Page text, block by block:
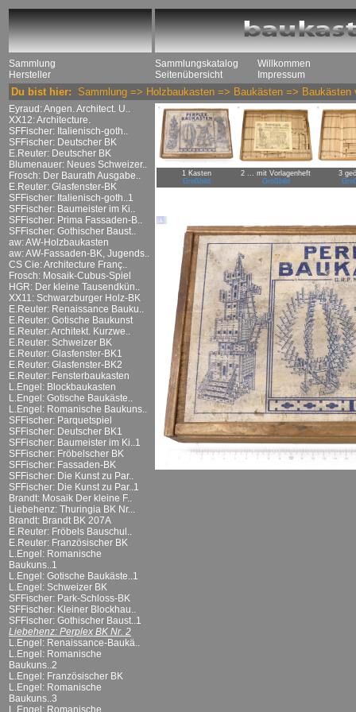
Sammlung
Hersteller
Sammlungskatalog
Seitenübersicht
Willkommen
Impressum
Du bist hier: Sammlung => Holzbaukasten => Baukästen => Baukästen
Eyraud: Angen. Architect. U..
XX12: Architecture.
SFFischer: Italienisch-goth..
SFFischer: Deutscher BK
E.Reuter: Deutscher BK
Blumenauer: Neues Schweizer..
Frosch: Der Baurath Ausgabe..
E.Reuter: Glasfenster-BK
SFFischer: Italienisch-goth..1
SFFischer: Baumeister im Ki..
SFFischer: Prima Fassaden-B..
SFFischer: Gothischer Baust..
aw: AW-Holzbaukasten
aw: AW-Fassaden-BK, Jugends..
CS Cie: Architecture Franç..
Frosch: Mosaik-Cubus-Spiel
HGR: Der kleine Tausendkün..
XX11: Schwarzburger Holz-BK
E.Reuter: Renaissance Bauku..
E.Reuter: Gotische Baukunst
E.Reuter: Architekt. Kurzwe..
E.Reuter: Schweizer BK
E.Reuter: Glasfenster-BK1
E.Reuter: Glasfenster-BK2
E.Reuter: Fensterbaukasten
L.Engel: Blockbaukasten
L.Engel: Gotische Baukäste..
L.Engel: Romanische Baukuns..
SFFischer: Parquetspiel
SFFischer: Deutscher BK1
SFFischer: Baumeister im Ki..1
SFFischer: Fröbelscher BK
SFFischer: Fassaden-BK
SFFischer: Die Kunst zu Par..
SFFischer: Die Kunst zu Par..1
Brandt: Mosaik Der kleine F..
Liebehenz: Thuringia BK Nr...
Brandt: Brandt BK 207A
E.Reuter: Fröbels Bauschul..
E.Reuter: Französischer BK
L.Engel: Romanische
Baukuns..1
L.Engel: Gotische Baukäste..1
L.Engel: Schweizer BK
SFFischer: Park-Schloss-BK
SFFischer: Kleiner Blockhau..
SFFischer: Gothischer Baust..1
Liebehenz: Perplex BK Nr. 2
L.Engel: Renaissance-Baukä..
L.Engel: Romanische
Baukuns..2
L.Engel: Französischer BK
L.Engel: Romanische
Baukuns..3
L.Engel: Romanische
1 Kasten
Großbild
2 ... mit Vorlagenheft
Großbild
3